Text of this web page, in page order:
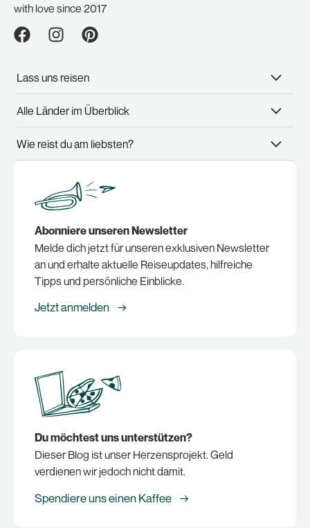
with love since 2017
Lass uns reisen
Alle Länder im Überblick
Wie reist du am liebsten?
Abonniere unseren Newsletter
Melde dich jetzt für unseren exklusiven Newsletter
an und erhalte aktuelle Reiseupdates, hilfreiche
Tipps und persönliche Einblicke.
Jetzt anmelden →
Du möchtest uns unterstützen?
Dieser Blog ist unser Herzensprojekt. Geld
verdienen wir jedoch nicht damit.
Spendiere uns einen Kaffee →